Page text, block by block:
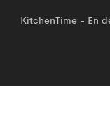
KitchenTime - En